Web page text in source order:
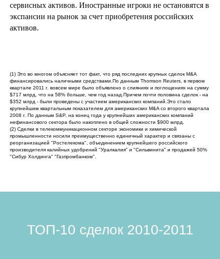
сервисных активов. Иностранные игроки не остановятся в
экспансии на рынок за счет приобретения российских
активов.
(1) Это во многом объясняет тот факт, что ряд последних крупных сделок M&A
финансировались наличными средствами.По данным Thomson Reuters, в первом
квартале 2011 г. вовсем мире было объявлено о слияниях и поглощениях на сумму
$717 млрд, что на 58% больше, чем год назад.Причем почти половина сделок - на
$352 млрд - были проведены с участием американских компаний.Это стало
крупнейшим квартальным показателем для американских M&A со второго квартала
2008 г. По данным S&P, на конец года у крупнейших американских компаний
нефинансового сектора было накоплено в общей сложности $900 млрд.
(2) Сделки в телекоммуникационном секторе экономики и химической
промышленности носили преимущественно единичный характер и связаны с
реорганизацией "Ростелекома", объединением крупнейшего российского
производителя калийных удобрений "Уралкалия" и "Сильвинита" и продажей 50%
"Сибур Холдинга" "Газпромбанком".
ТОП-10 сделок 2010-2011